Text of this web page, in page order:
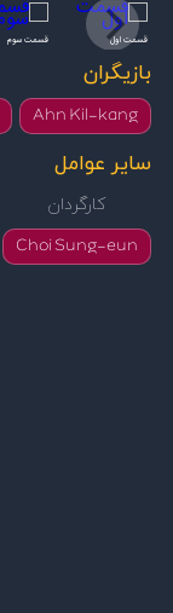
قسمت اول قسمت سوم
بازیگران
Ahn Kil-kang
سایر عوامل
کارگردان
Choi Sung-eun